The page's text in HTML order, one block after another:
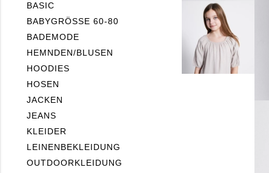
BASIC
BABYGRÖSSE 60-80
BADEMODE
HEMNDEN/BLUSEN
HOODIES
HOSEN
JACKEN
JEANS
KLEIDER
LEINENBEKLEIDUNG
OUTDOORKLEIDUNG